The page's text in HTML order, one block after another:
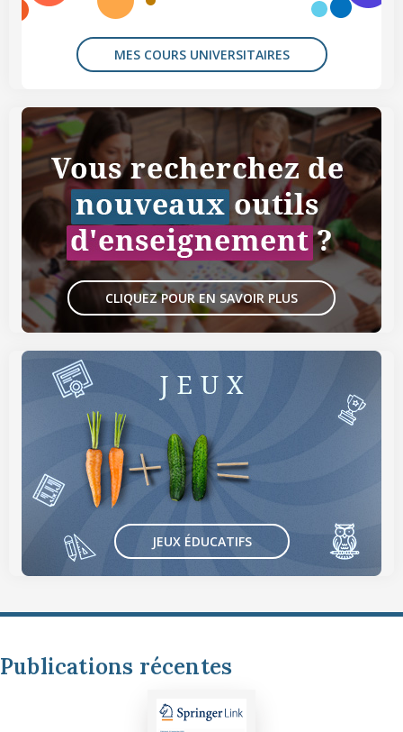
MES COURS UNIVERSITAIRES
CLIQUEZ POUR EN SAVOIR PLUS
JEUX ÉDUCATIFS
Publications récentes